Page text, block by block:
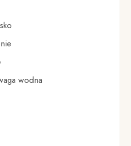
wodna